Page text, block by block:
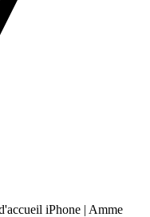
iPhone | Amme